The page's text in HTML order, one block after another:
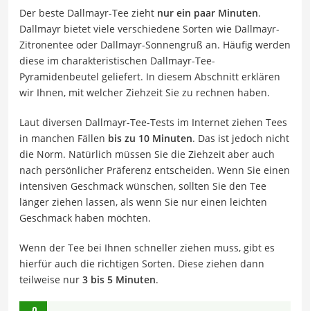
Der beste Dallmayr-Tee zieht nur ein paar Minuten.
Dallmayr bietet viele verschiedene Sorten wie Dallmayr-
Zitronentee oder Dallmayr-Sonnengruß an. Häufig werden
diese im charakteristischen Dallmayr-Tee-
Pyramidenbeutel geliefert. In diesem Abschnitt erklären
wir Ihnen, mit welcher Ziehzeit Sie zu rechnen haben.
Laut diversen Dallmayr-Tee-Tests im Internet ziehen Tees
in manchen Fällen bis zu 10 Minuten. Das ist jedoch nicht
die Norm. Natürlich müssen Sie die Ziehzeit aber auch
nach persönlicher Präferenz entscheiden. Wenn Sie einen
intensiven Geschmack wünschen, sollten Sie den Tee
länger ziehen lassen, als wenn Sie nur einen leichten
Geschmack haben möchten.
Wenn der Tee bei Ihnen schneller ziehen muss, gibt es
hierfür auch die richtigen Sorten. Diese ziehen dann
teilweise nur 3 bis 5 Minuten.